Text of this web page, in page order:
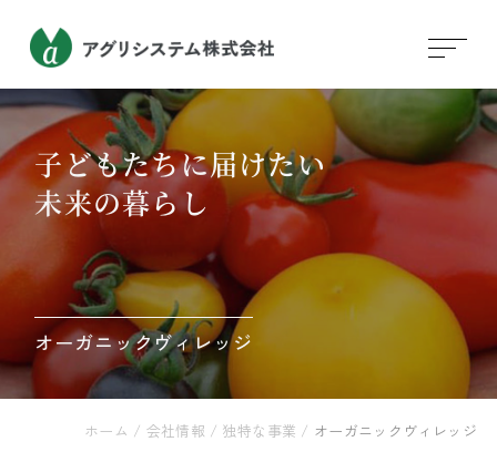
子どもたちに届けたい
未来の暮らし
オーガニックヴィレッジ
ホーム / 会社情報 / 独特な事業 / オーガニックヴィレッジ